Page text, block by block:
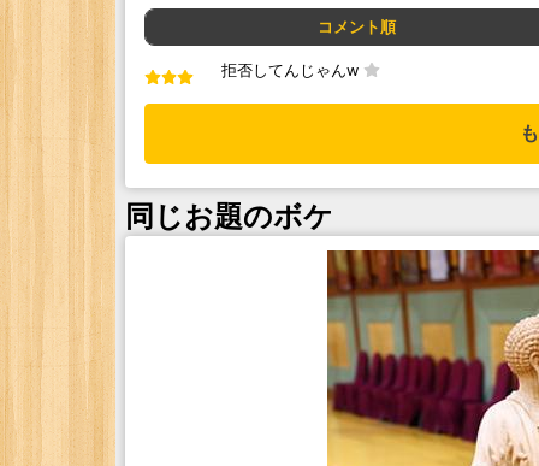
コメント順
拒否してんじゃんw
同じお題のボケ